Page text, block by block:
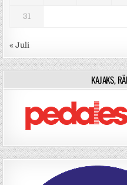
31
« Juli
KAJAKS,